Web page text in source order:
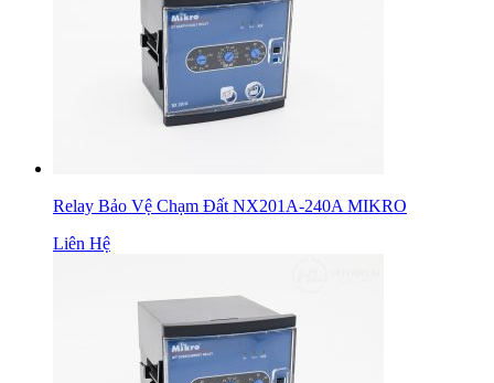
Relay Bảo Vệ Chạm Đất NX201A-240A MIKRO
Liên Hệ